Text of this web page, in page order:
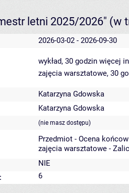
letni 2025/2026" (w
2026-03-02 - 2026-09-30
wykład, 30 godzin więcej
zajęcia warsztatowe, 30
Katarzyna Gdowska
Katarzyna Gdowska
(nie masz dostępu)
Przedmiot - Ocena
zajęcia warsztatowe -
NIE
6